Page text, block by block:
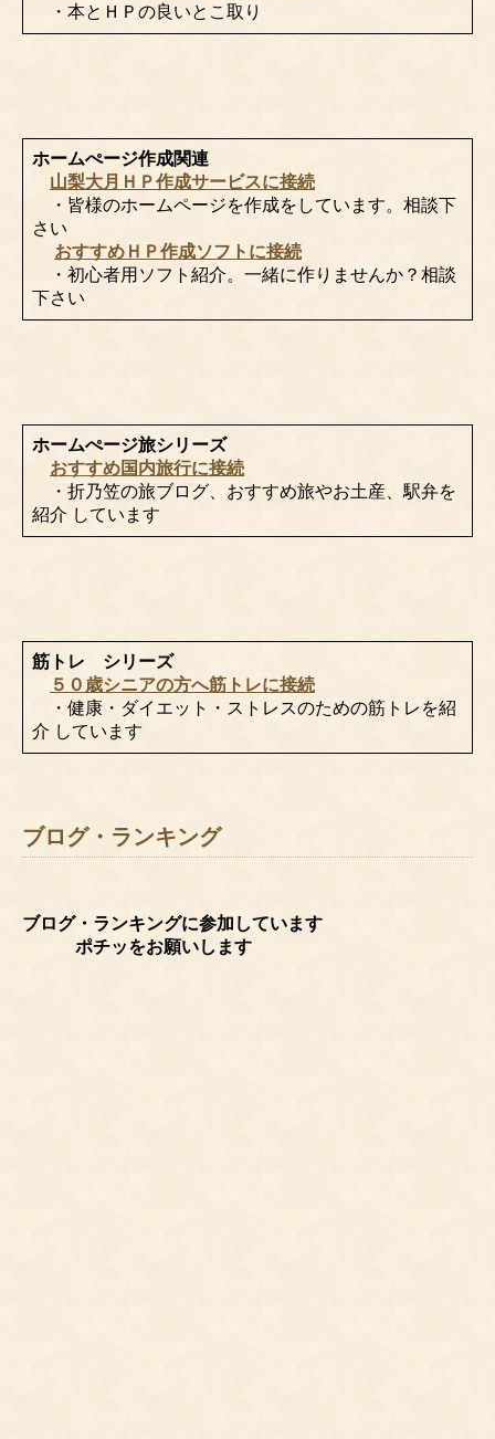
・本とＨＰの良いとこ取り
ホームぺージ作成関連
山梨大月ＨＰ作成サービスに接続
・皆様のホームページを作成をしています。相談下
さい
おすすめＨＰ作成ソフトに接続
・初心者用ソフト紹介。一緒に作りませんか？相談
下さい
ホームぺージ旅シリーズ
おすすめ国内旅行に接続
・折乃笠の旅ブログ、おすすめ旅やお土産、駅弁を
紹介 しています
筋トレ シリーズ
５０歳シニアの方へ筋トレに接続
・健康・ダイエット・ストレスのための筋トレを紹
介 しています
ブログ・ランキング
ブログ・ランキングに参加しています
ポチッをお願いします